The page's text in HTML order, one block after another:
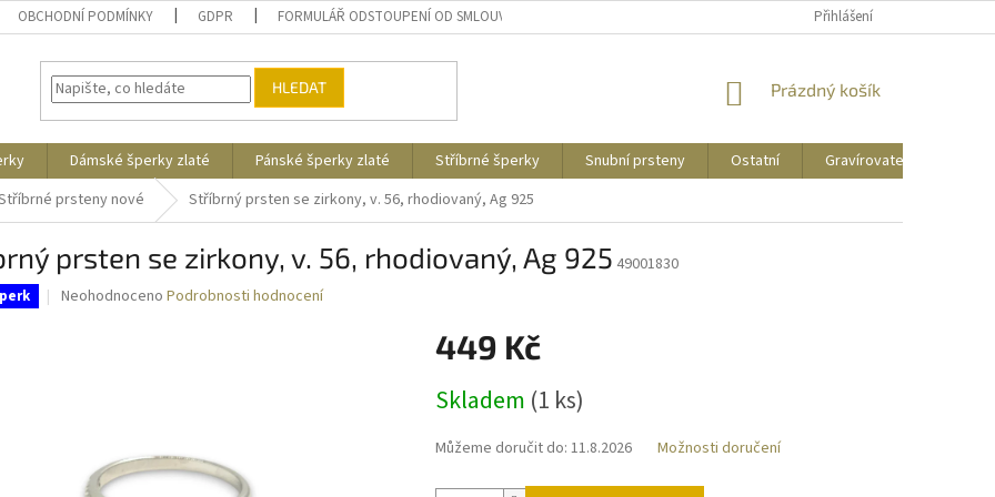
OBCHODNÍ PODMÍNKY GDPR FORMULÁŘ ODSTOUPENÍ OD SMLOUVY CENY DOPRAVYPřihlášení
HLEDAT
NÁKUPNÍ
Prázdný košík
Dámské šperky zlaté Pánské šperky zlaté Stříbrné šperky Snubní prsteny Ostatní Gravírovatelné
prsteny nové Stříbrný prsten se zirkony, v. 56, rhodiovaný, Ag 925
prsten se zirkony, v. 56, rhodiovaný, Ag 925 49001830
Průměrné
Neohodnoceno Podrobnosti hodnocení
449 Kč
cena:
Skladem (1 ks)
Můžeme doručit do: 11.8.2026 Možnosti doručení